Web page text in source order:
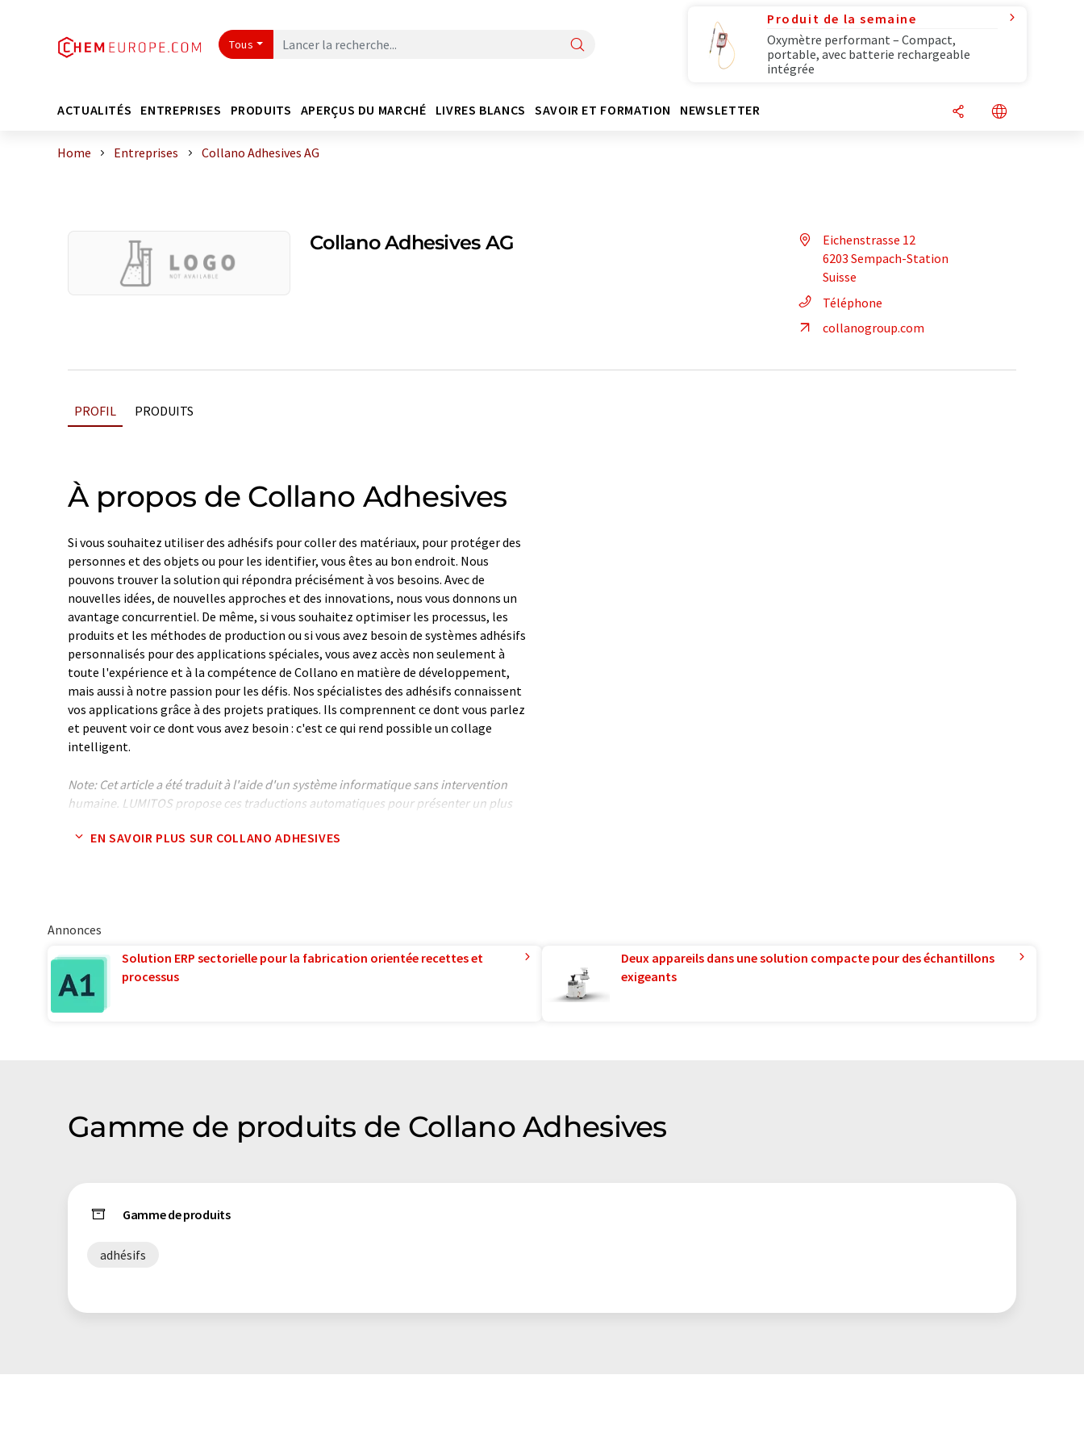
Tous
Produit de la semaine
Oxymètre performant – Compact,
portable, avec batterie rechargeable
intégrée
ACTUALITÉS ENTREPRISES PRODUITS APERÇUS DU MARCHÉ LIVRES BLANCS SAVOIR ET FORMATION NEWSLETTER
Home Entreprises Collano Adhesives AG
Collano Adhesives AG
Eichenstrasse 12
6203 Sempach-Station
Suisse
Téléphone
collanogroup.com
PROFIL PRODUITS
À propos de Collano Adhesives
Si vous souhaitez utiliser des adhésifs pour coller des matériaux, pour protéger des
personnes et des objets ou pour les identifier, vous êtes au bon endroit. Nous
pouvons trouver la solution qui répondra précisément à vos besoins. Avec de
nouvelles idées, de nouvelles approches et des innovations, nous vous donnons un
avantage concurrentiel. De même, si vous souhaitez optimiser les processus, les
produits et les méthodes de production ou si vous avez besoin de systèmes adhésifs
personnalisés pour des applications spéciales, vous avez accès non seulement à
toute l'expérience et à la compétence de Collano en matière de développement,
mais aussi à notre passion pour les défis. Nos spécialistes des adhésifs connaissent
vos applications grâce à des projets pratiques. Ils comprennent ce dont vous parlez
et peuvent voir ce dont vous avez besoin : c'est ce qui rend possible un collage
intelligent.
Note: Cet article a été traduit à l'aide d'un système informatique sans intervention
humaine. LUMITOS propose ces traductions automatiques pour présenter un plus
traduction automatique, il est possible qu'il contienne des erreurs de vocabulaire, de
EN SAVOIR PLUS SUR COLLANO ADHESIVES
Annonces
Solution ERP sectorielle pour la fabrication orientée recettes et
processus
Deux appareils dans une solution compacte pour des échantillons
exigeants
Gamme de produits de Collano Adhesives
Gamme de produits
adhésifs